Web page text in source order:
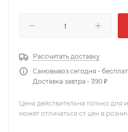
Рассчитать доставку
Самовывоз сегодня -
Доставка завтра - 390 ₽
Цена действительна только для
может отличаться от цен в